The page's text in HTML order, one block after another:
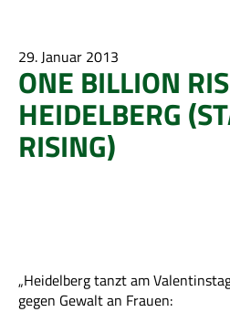
29. Januar 2013
ONE BILLION
HEIDELBERG
RISING)
„Heidelberg tanzt am
gegen Gewalt an Frauen: